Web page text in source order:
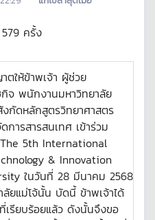
579 ครั้ง
ให้ข้าพเจ้า ผู้ช่วย
จ พนักงานมหาวิทยาลัย
กัดหลักสูตรวิทยาศาสตร
ารสารสนเทศ เข้าร่วม
The 5th International
& Innovation
ในวันที่ 28 มีนาคม 2568
ยแม่โจ้นั้น บัดนี้ ข้าพเจ้าได้
เรียบร้อยแล้ว ดังนั้นจึงขอ